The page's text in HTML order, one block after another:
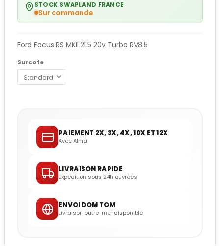
STOCK SWAPLAND FRANCE
Sur commande
Ford Focus RS MKII 2L5 20v Turbo RV8.5
Surcote
PAIEMENT 2X, 3X, 4X, 10X ET 12X
Avec Alma
LIVRAISON RAPIDE
Expédition sous 24h ouvrées
ENVOI DOM TOM
Livraison outre-mer disponible